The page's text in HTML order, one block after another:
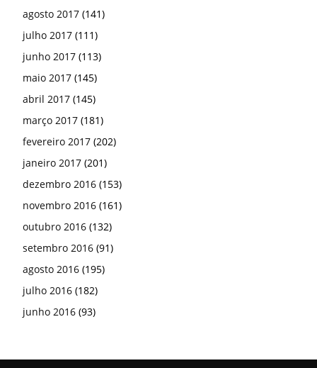
agosto 2017 (141)
julho 2017 (111)
junho 2017 (113)
maio 2017 (145)
abril 2017 (145)
março 2017 (181)
fevereiro 2017 (202)
janeiro 2017 (201)
dezembro 2016 (153)
novembro 2016 (161)
outubro 2016 (132)
setembro 2016 (91)
agosto 2016 (195)
julho 2016 (182)
junho 2016 (93)